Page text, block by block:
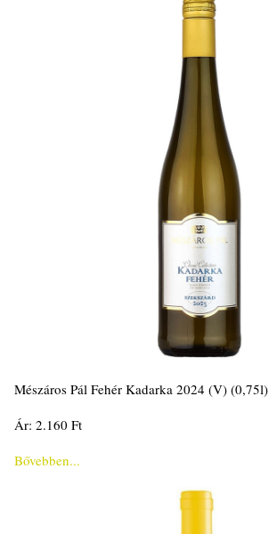
Mészáros Pál Fehér Kadarka 2024 (V) (0,75l)
Ár: 2.160 Ft
Bővebben...